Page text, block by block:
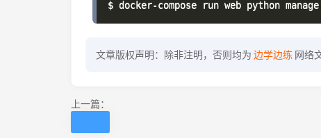
文章版权声明：除非注明，否则均为 边学边练 网络
上一篇：